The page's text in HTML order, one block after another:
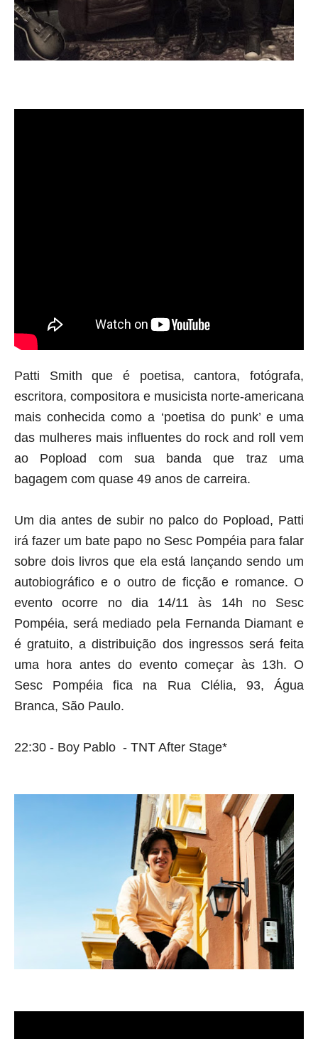
Patti Smith que é poetisa, cantora, fotógrafa,
escritora, compositora e musicista norte-americana
mais conhecida como a ‘poetisa do punk’ e uma
das mulheres mais influentes do rock and roll vem
ao Popload com sua banda que traz uma
bagagem com quase 49 anos de carreira.
Um dia antes de subir no palco do Popload, Patti
irá fazer um bate papo no Sesc Pompéia para falar
sobre dois livros que ela está lançando sendo um
autobiográfico e o outro de ficção e romance. O
evento ocorre no dia 14/11 às 14h no Sesc
Pompéia, será mediado pela Fernanda Diamant e
é gratuito, a distribuição dos ingressos será feita
uma hora antes do evento começar às 13h. O
Sesc Pompéia fica na Rua Clélia, 93, Água
Branca, São Paulo.
22:30 - Boy Pablo  - TNT After Stage*